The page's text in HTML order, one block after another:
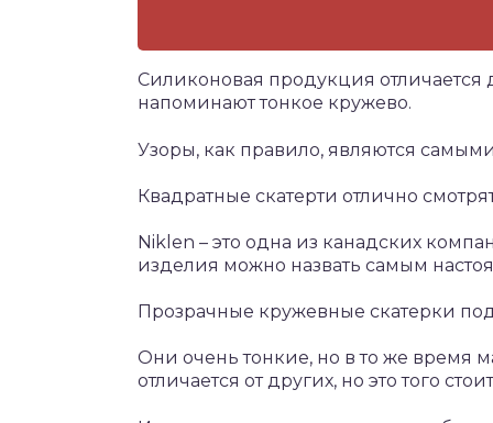
Силиконовая продукция
напоминают тонкое кружево.
Узоры, как правило, являются
Квадратные скатерти отлично
Niklen – это одна из канадских
изделия можно назвать самым
Прозрачные кружевные скатерки
Они очень тонкие, но в то же время
отличается от других, но это того